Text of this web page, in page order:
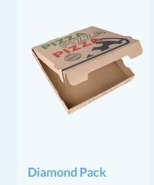
Diamond Pack